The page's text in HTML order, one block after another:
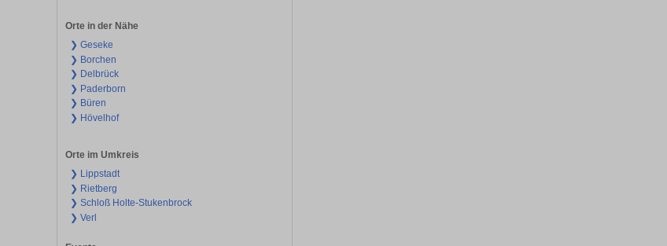
Orte in der Nähe
❯ Geseke
❯ Borchen
❯ Delbrück
❯ Paderborn
❯ Büren
❯ Hövelhof
Orte im Umkreis
❯ Lippstadt
❯ Rietberg
❯ Schloß Holte-Stukenbrock
❯ Verl